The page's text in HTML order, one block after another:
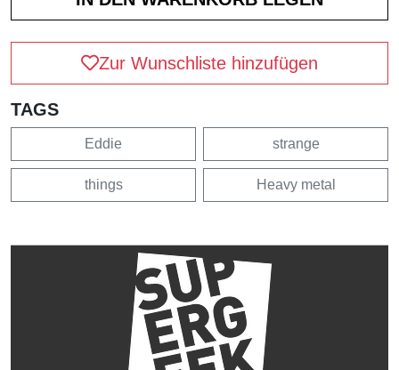
Zur Wunschliste hinzufügen
TAGS
Eddie strange
things Heavy metal